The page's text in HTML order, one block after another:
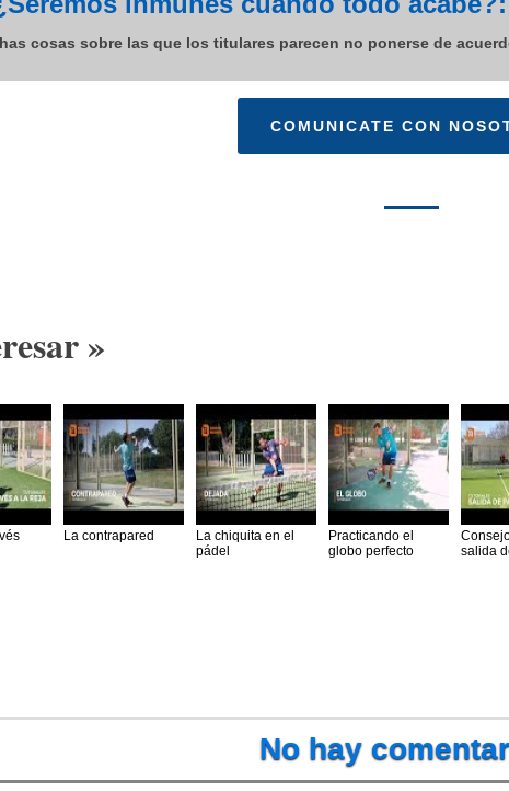
cosas sobre las que los titulares parecen no ponerse de
COMUNICATE CON
»
La contrapared
La chiquita en el
pádel
Practicando el
globo perfecto
salida
No hay